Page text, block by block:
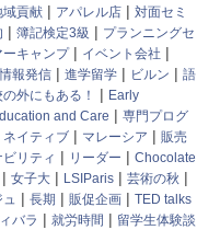
域貢献 | アパレル店 | 対面セミ
| 簿記検定3級 | プランニングセ
ーキャンプ| イベント会社 |
報発信 | 進学留学 | ビルン | 語
外にもある！
| Early
and Care | 専門プログ
ネイティブ | マレーシア | 販売
リティ | リーダー | Chocolate
| 女子大 | LSIParis | 芸術の秋 |
ュ | 長期 | 販促企画 | TED talks
バラ | 就労時間 | 留学生体験談